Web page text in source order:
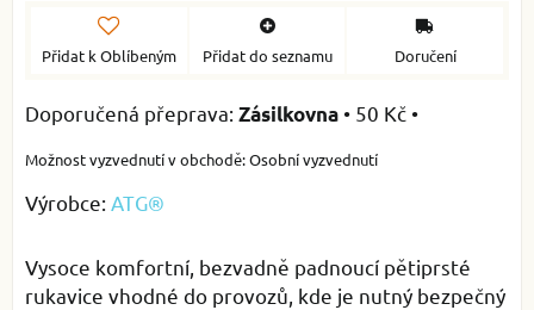
Přidat k Oblíbeným Přidat do seznamu Doručení
Zásilkovna • 50 Kč •
Osobní vyzvednutí
Výrobce: ATG®
Vysoce komfortní, bezvadně padnoucí pětiprsté
rukavice vhodné do provozů, kde je nutný bezpečný